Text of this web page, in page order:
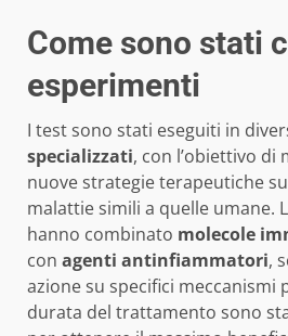
Come sono stati
esperimenti
I test sono stati eseguiti in
specializzati, con l’obiettivo di
nuove strategie terapeutiche su
malattie simili a quelle umane.
hanno combinato molecole
con agenti antinfiammatori,
azione su specifici meccanismi
durata del trattamento sono